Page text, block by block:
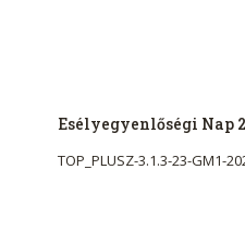
Esélyegyenlőségi Nap
TOP_PLUSZ-3.1.3-23-GM1-